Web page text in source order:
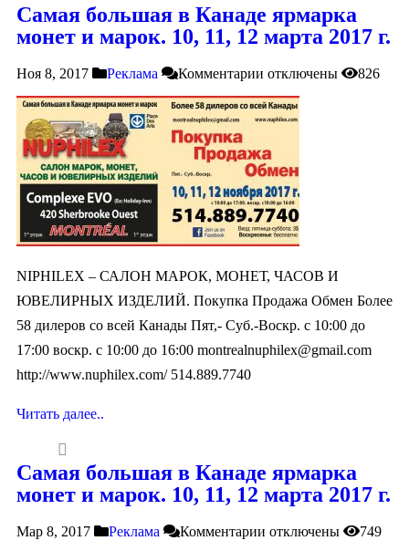
Самая большая в Канаде ярмарка
монет и марок. 10, 11, 12 марта 2017 г.
Ноя 8, 2017 Реклама Комментарии отключены 826
NIPHILEX – САЛОН МАРОК, МОНЕТ, ЧАСОВ И
ЮВЕЛИРНЫХ ИЗДЕЛИЙ. Покупка Продажа Обмен Более
58 дилеров со всей Канады Пят,- Суб.-Воскр. с 10:00 до
17:00 воcкр. c 10:00 до 16:00 montrealnuphilex@gmail.com
http://www.nuphilex.com/ 514.889.7740
Читать далее..
Самая большая в Канаде ярмарка
монет и марок. 10, 11, 12 марта 2017 г.
Мар 8, 2017 Реклама Комментарии отключены 749